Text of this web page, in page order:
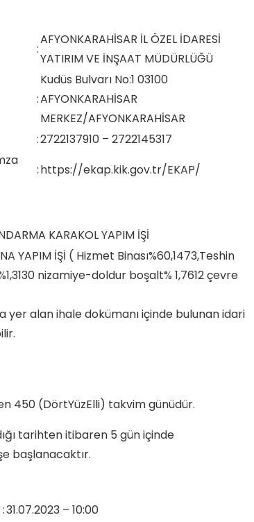
:
AFYONKARAHİSAR İL ÖZEL İDARESİ
YATIRIM VE İNŞAAT MÜDÜRLÜĞÜ
:
Kudüs Bulvarı No:1 03100
AFYONKARAHİSAR
MERKEZ/AFYONKARAHİSAR
:2722137910 – 2722145317
:https://ekap.kik.gov.tr/EKAP/
KARAKOL YAPIM İŞİ
YAPIM İŞİ ( Hizmet Binası%60,1473,Teshin
nizamiye-doldur boşalt% 1,7612 çevre
yer alan ihale dokümanı içinde bulunan idari
450 (DörtYüzElli) takvim günüdür.
tarihten itibaren 5 gün içinde
başlanacaktır.
:31.07.2023 – 10:00